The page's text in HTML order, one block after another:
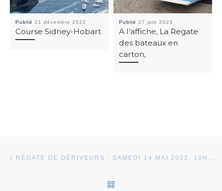
Publié21 décembre 2022
Course Sidney-Hobart
Publié27 juin 2023
A l’affiche, La Regate
des bateaux en
carton,
RÉGATE DE DÉRIVEURS : SAMEDI 14 MAI 2022. 10H30